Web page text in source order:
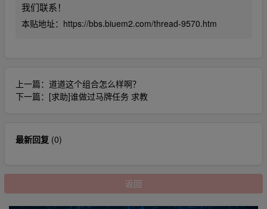
我们联系！
本贴地址： https://bbs.biuem2.com/thread-9570.htm
上一篇： 道道这个组合怎么样啊？
下一篇： [求助]谁做过马牌任务 求教
最新回复 (0)
返回